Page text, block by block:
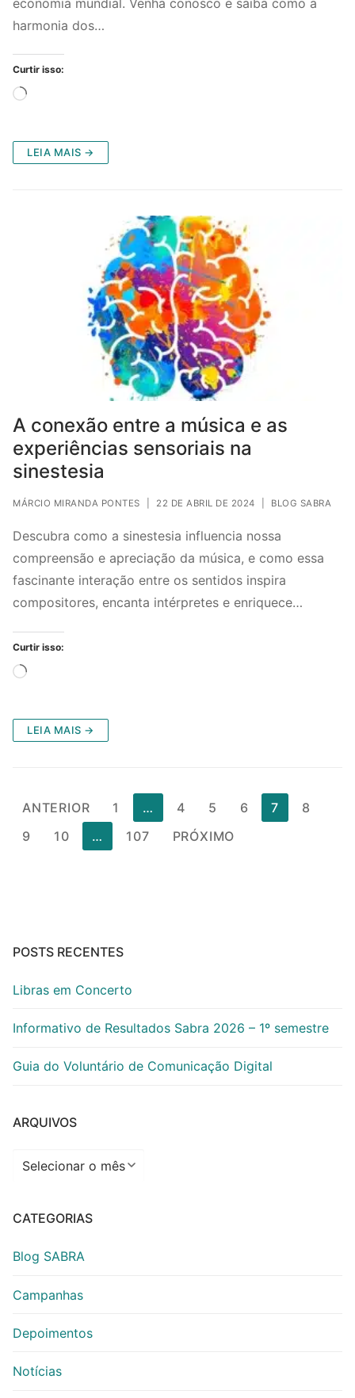
harmonia dos…
Curtir isso:
Carregando...
LEIA MAIS →
A conexão entre a música e as
experiências sensoriais na
sinestesia
MÁRCIO MIRANDA PONTES 22 DE ABRIL DE 2024 BLOG SABRA
Descubra como a sinestesia influencia nossa
compreensão e apreciação da música, e como essa
fascinante interação entre os sentidos inspira
compositores, encanta intérpretes e enriquece…
Curtir isso:
Carregando...
LEIA MAIS →
Paginação
de
ANTERIOR 1 … 4 5 6 7
8
9
10 … 107 PRÓXIMO
POSTS RECENTES
Libras em Concerto
Informativo de Resultados Sabra 2026 – 1º semestre
Guia do Voluntário de Comunicação Digital
ARQUIVOS
Arquivos
CATEGORIAS
Blog SABRA
Campanhas
Depoimentos
Notícias